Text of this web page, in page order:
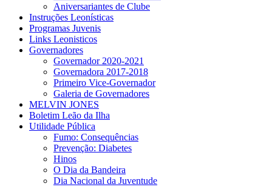
Aniversariantes de Clube
Instruções Leonísticas
Programas Juvenis
Links Leonisticos
Governadores
Governador 2020-2021
Governadora 2017-2018
Primeiro Vice-Governador
Galeria de Governadores
MELVIN JONES
Boletim Leão da Ilha
Utilidade Pública
Fumo: Consequências
Prevenção: Diabetes
Hinos
O Dia da Bandeira
Dia Nacional da Juventude